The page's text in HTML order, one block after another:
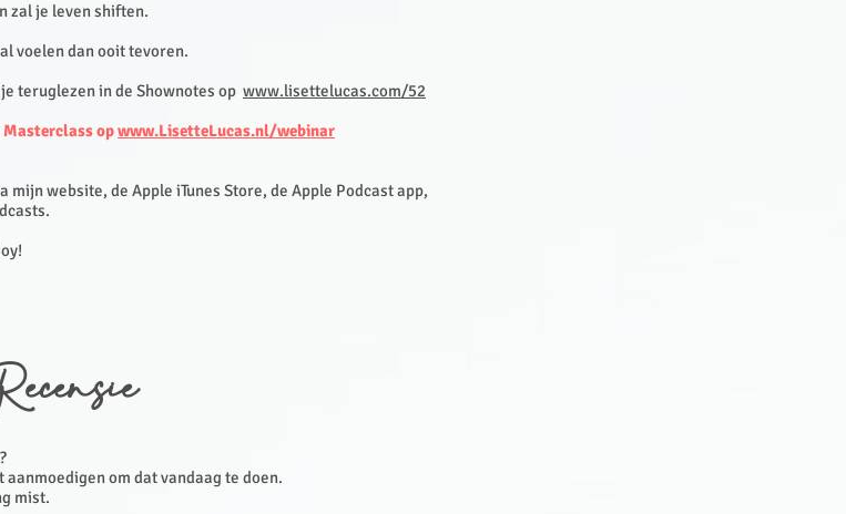
zal je leven shiften.
voelen dan ooit tevoren.
teruglezen in de Shownotes op www.lisettelucas.com/52
opwww.LisetteLucas.nl/webinar
website, de Apple iTunes Store, de Apple Podcast app,
om dat vandaag te doen.
mist.